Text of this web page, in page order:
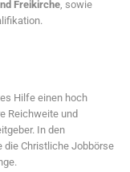
Freikirche , sowie
Hilfe einen hoch
Reichweite und
In den
die Christliche Jobbörse